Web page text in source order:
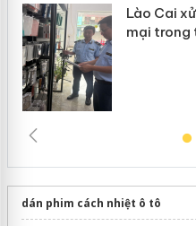
Lào Cai
mại trong
dán phim cách nhiệt ô tô